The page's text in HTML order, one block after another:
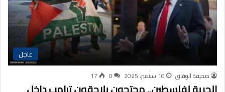
عاجل
صحيفة الوفاق 10 سبتمبر، 2025 0
17